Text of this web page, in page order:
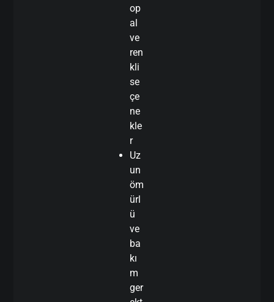
op
al
ve
ren
kli
se
çe
ne
kle
r
Uz
un
öm
ürl
ü
ve
ba
kı
m
ger